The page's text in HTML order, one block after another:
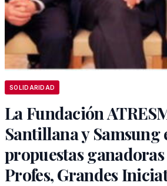
SOLIDARIDAD
La Fundación
Santillana y Samsung
propuestas
Profes, Grandes